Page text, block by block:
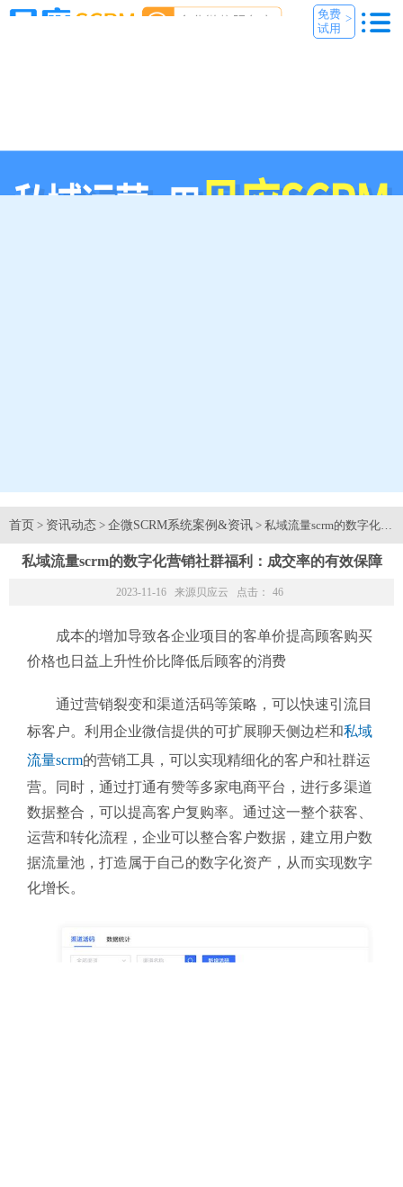
免费
试用
>
首页 > 资讯动态 > 企微SCRM系统案例&资讯 > 私域流量scrm的数字化
私域流量scrm的数字化营销社群福利：成交率的有效保障
2023-11-16 来源贝应云 点击： 46
成本的增加导致各企业项目的客单价提高顾客购买
价格也日益上升性价比降低后顾客的消费
通过营销裂变和渠道活码等策略，可以快速引流目
标客户。利用企业微信提供的可扩展聊天侧边栏和私域
流量scrm的营销工具，可以实现精细化的客户和社群运
营。同时，通过打通有赞等多家电商平台，进行多渠道
数据整合，可以提高客户复购率。通过这一整个获客、
运营和转化流程，企业可以整合客户数据，建立用户数
据流量池，打造属于自己的数字化资产，从而实现数字
化增长。